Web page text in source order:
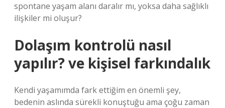
spontane yaşam alanı daralır mı, yoksa daha sağlıklı
ilişkiler mi oluşur?
Dolaşım kontrolü nasıl
yapılır? ve kişisel farkındalık
Kendi yaşamımda fark ettiğim en önemli şey,
bedenin aslında sürekli konuştuğu ama çoğu zaman